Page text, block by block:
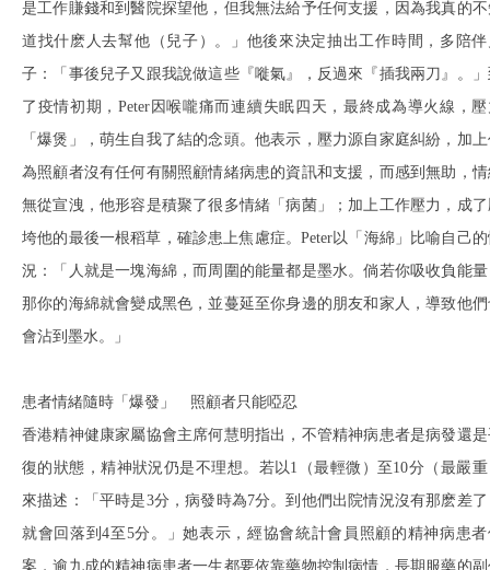
是工作賺錢和到醫院探望他，但我無法給予任何支援，因為我真的
道找什麽人去幫他（兒子）。」他後來決定抽出工作時間，多陪伴
子：「事後兒子又跟我說做這些『嘥氣』，反過來『插我兩刀』。
了疫情初期，Peter因喉嚨痛而連續失眠四天，最終成為導火線，壓
「爆煲」，萌生自我了結的念頭。他表示，壓力源自家庭糾紛，加
為照顧者沒有任何有關照顧情緒病患的資訊和支援，而感到無助，
無從宣洩，他形容是積聚了很多情緒「病菌」；加上工作壓力，成
垮他的最後一根稻草，確診患上焦慮症。Peter以「海綿」比喻自己
況：「人就是一塊海綿，而周圍的能量都是墨水。倘若你吸收負能
那你的海綿就會變成黑色，並蔓延至你身邊的朋友和家人，導致他
會沾到墨水。」
患者情緒隨時「爆發」 照顧者只能啞忍
香港精神健康家屬協會主席何慧明指出，不管精神病患者是病發還
復的狀態，精神狀況仍是不理想。若以1（最輕微）至10分（最嚴
來描述：「平時是3分，病發時為7分。到他們出院情況沒有那麽差
就會回落到4至5分。」她表示，經協會統計會員照顧的精神病患者
案，逾九成的精神病患者一生都要依靠藥物控制病情，長期服藥的